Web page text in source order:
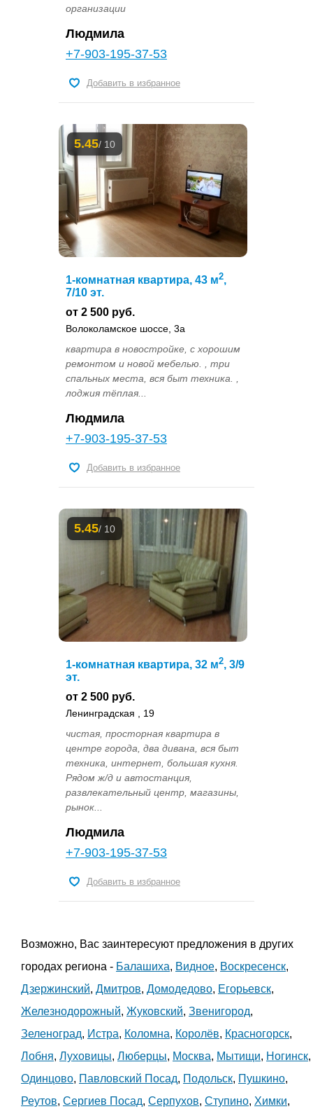
организации
Людмила
+7-903-195-37-53
Добавить в избранное
5.45/ 10
1-комнатная квартира, 43 м2,
7/10 эт.
от 2 500 руб.
Волоколамское шоссе, 3а
квартира в новостройке, с хорошим
ремонтом и новой мебелью. , три
спальных места, вся быт техника. ,
лоджия тёплая...
Людмила
+7-903-195-37-53
Добавить в избранное
5.45/ 10
1-комнатная квартира, 32 м2, 3/9
эт.
от 2 500 руб.
Ленинградская , 19
чистая, просторная квартира в
центре города, два дивана, вся быт
техника, интернет, большая кухня.
Рядом ж/д и автостанция,
развлекательный центр, магазины,
рынок...
Людмила
+7-903-195-37-53
Добавить в избранное
Возможно, Вас заинтересуют предложения в других
городах региона - Балашиха, Видное, Воскресенск,
Дзержинский, Дмитров, Домодедово, Егорьевск,
Железнодорожный, Жуковский, Звенигород,
Зеленоград, Истра, Коломна, Королёв, Красногорск,
Лобня, Луховицы, Люберцы, Москва, Мытищи, Ногинск,
Одинцово, Павловский Посад, Подольск, Пушкино,
Реутов, Сергиев Посад, Серпухов, Ступино, Химки,